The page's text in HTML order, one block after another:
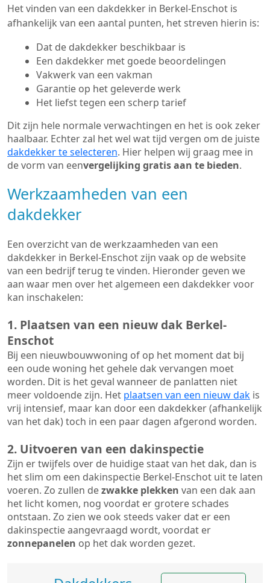
Het vinden van een dakdekker in Berkel-Enschot is
afhankelijk van een aantal punten, het streven hierin is:
Dat de dakdekker beschikbaar is
Een dakdekker met goede beoordelingen
Vakwerk van een vakman
Garantie op het geleverde werk
Het liefst tegen een scherp tarief
Dit zijn hele normale verwachtingen en het is ook zeker
haalbaar. Echter zal het wel wat tijd vergen om de juiste
dakdekker te selecteren. Hier helpen wij graag mee in
de vorm van eenvergelijking gratis aan te bieden.
Werkzaamheden van een
dakdekker
Een overzicht van de werkzaamheden van een
dakdekker in Berkel-Enschot zijn vaak op de website
van een bedrijf terug te vinden. Hieronder geven we
aan waar men over het algemeen een dakdekker voor
kan inschakelen:
1. Plaatsen van een nieuw dak Berkel-
Enschot
Bij een nieuwbouwwoning of op het moment dat bij
een oude woning het gehele dak vervangen moet
worden. Dit is het geval wanneer de panlatten niet
meer voldoende zijn. Het plaatsen van een nieuw dak is
vrij intensief, maar kan door een dakdekker (afhankelijk
van het dak) toch in een paar dagen afgerond worden.
2. Uitvoeren van een dakinspectie
Zijn er twijfels over de huidige staat van het dak, dan is
het slim om een dakinspectie Berkel-Enschot uit te laten
voeren. Zo zullen dezwakke plekken van een dak aan
het licht komen, nog voordat er grotere schades
ontstaan. Zo zien we ook steeds vaker dat er een
dakinspectie aangevraagd wordt, voordat er
zonnepanelen op het dak worden gezet.